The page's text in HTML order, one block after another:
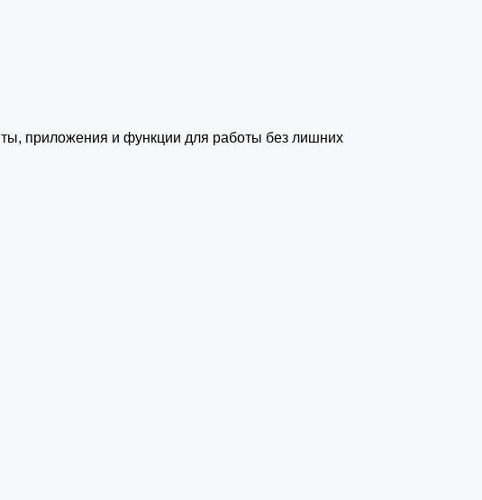
приложения и функции для работы без лишних